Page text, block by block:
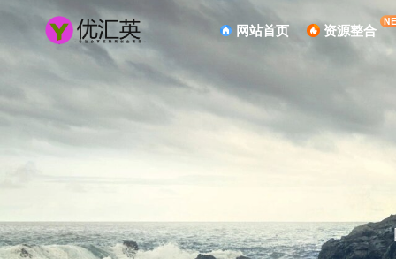
网站首页 资源整合